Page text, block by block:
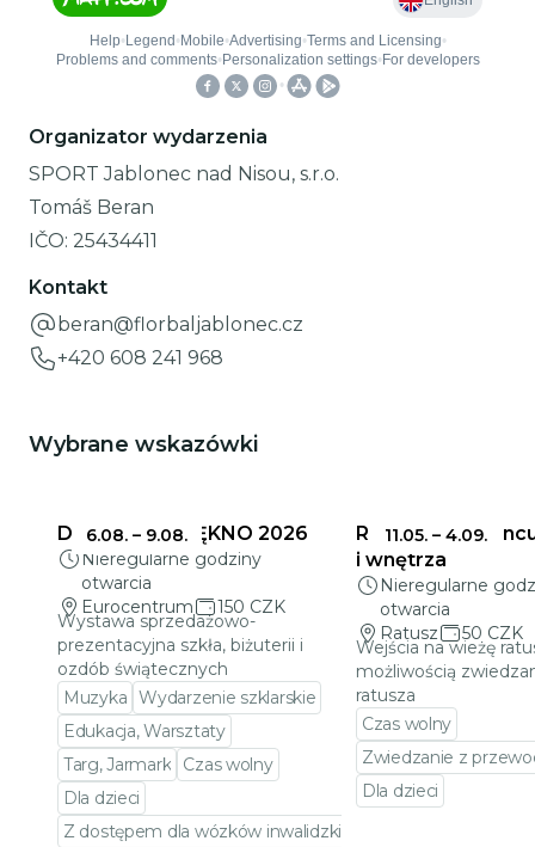
Organizator wydarzenia
SPORT Jablonec nad Nisou, s.r.o.
Tomáš Beran
IČO: 25434411
Kontakt
beran@florbaljablonec.cz
+420 608 241 968
Wybrane wskazówki
6.08. – 9.08.
DELIKATNE PIĘKNO 2026
Nieregularne godziny
otwarcia
Eurocentrum
150 CZK
Wystawa sprzedażowo-
prezentacyjna szkła, biżuterii i
ozdób świątecznych
Muzyka Wydarzenie szklarskie
Edukacja, Warsztaty
Targ, Jarmark
Czas wolny
Dla dzieci
Z dostępem dla wózków inwalidzkich
11.05. – 4.09.
Ratusz w
i wnętrza
Nieregularne
otwarcia
Ratusz
50 CZK
Wejścia na wieżę
możliwością
ratusza
Czas wolny
Zwiedzanie z
Dla dzieci